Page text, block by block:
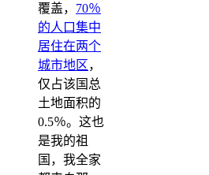
覆盖， 70％
的人口集中
居住在两个
城市地区，
仅占该国总
土地面积的
0.5％。这也
是我的祖
国，我全家